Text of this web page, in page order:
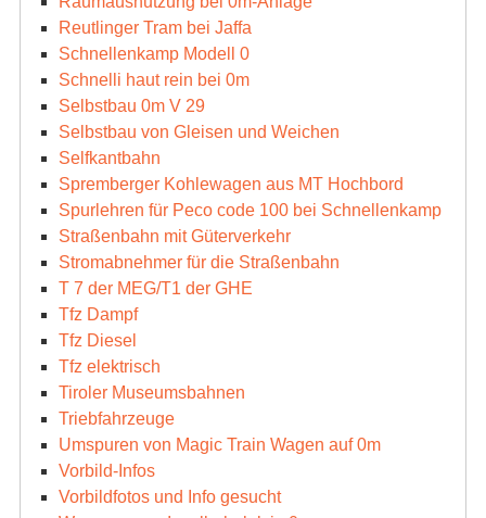
Reutlinger Tram bei Jaffa
Schnellenkamp Modell 0
Schnelli haut rein bei 0m
Selbstbau 0m V 29
Selbstbau von Gleisen und Weichen
Selfkantbahn
Spremberger Kohlewagen aus MT Hochbord
Spurlehren für Peco code 100 bei Schnellenkamp
Straßenbahn mit Güterverkehr
Stromabnehmer für die Straßenbahn
T 7 der MEG/T1 der GHE
Tfz Dampf
Tfz Diesel
Tfz elektrisch
Tiroler Museumsbahnen
Triebfahrzeuge
Umspuren von Magic Train Wagen auf 0m
Vorbild-Infos
Vorbildfotos und Info gesucht